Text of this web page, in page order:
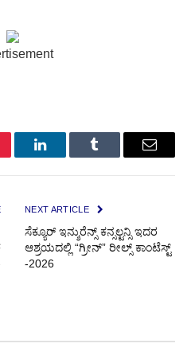
LinkedInTumblr Email
NEXT ARTICLE
ಸೆಕ್ಯೂರ್ ಇನ್ಶುರೆನ್ಸ್ ಕನ್ಸಲ್ಟನ್ಸಿ ಇದರ
ಆಶ್ರಯದಲ್ಲಿ “ಗ್ರೀನ್” ರೀಲ್ಸ್ ಕಾಂಟೆಸ್ಟ್
-2026